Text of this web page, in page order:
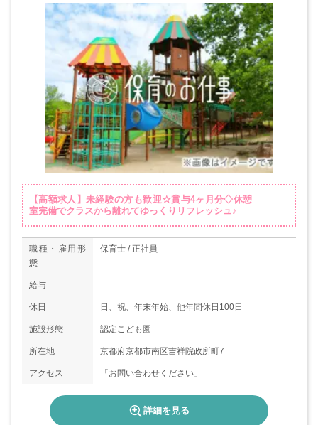
【高額求人】未経験の方も歓迎☆賞与4ヶ月分◇休憩
室完備でクラスから離れてゆっくりリフレッシュ♪
職種・雇用形
態
保育士 / 正社員
給与
休日 日、祝、年末年始、他年間休日100日
施設形態 認定こども園
所在地 京都府京都市南区吉祥院政所町7
アクセス 「お問い合わせください」
詳細を見る